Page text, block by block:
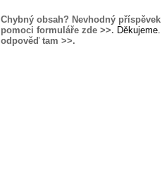
Chybný obsah? Nevhodný
pomoci formuláře zde >>. Děkujeme.
odpověď tam >>.